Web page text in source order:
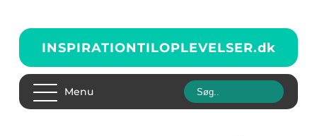
INSPIRATIONTILOPLEVELSER.dk
Menu